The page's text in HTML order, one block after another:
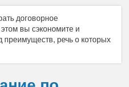
договорное
вы сэкономите и
преимуществ, речь о которых